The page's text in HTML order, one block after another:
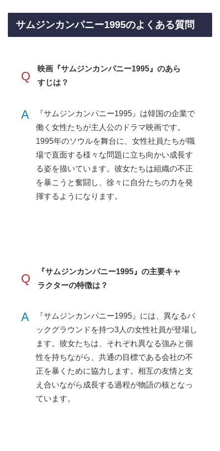
サムジンカンパニー1995のよくある質問
Q
映画『サムジンカンパニー1995』のあら
すじは？
A
『サムジンカンパニー1995』は韓国の企業で
働く女性たちが主人公のドラマ映画です。
1995年のソウルを舞台に、女性社員たちが職
場で直面する様々な問題に立ち向かい成長す
る姿を描いています。彼女たちは組織の不正
を暴こうと奮闘し、徐々に自分たちの力を発
揮するようになります。
Q
『サムジンカンパニー1995』の主要キャ
ラクターの特徴は？
A
『サムジンカンパニー1995』には、異なるバ
ックグラウンドを持つ3人の女性社員が登場し
ます。彼女たちは、それぞれ異なる強みと個
性を持ちながら、共通の目標である会社の不
正を暴くために協力します。相互の友情と支
え合いながら成長する過程が物語の核となっ
ています。